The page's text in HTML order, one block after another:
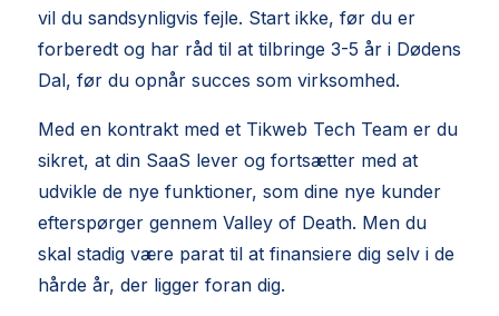
vil du sandsynligvis fejle. Start ikke, før du er
forberedt og har råd til at tilbringe 3-5 år i Dødens
Dal, før du opnår succes som virksomhed.
Med en kontrakt med et Tikweb Tech Team er du
sikret, at din SaaS lever og fortsætter med at
udvikle de nye funktioner, som dine nye kunder
efterspørger gennem Valley of Death. Men du
skal stadig være parat til at finansiere dig selv i de
hårde år, der ligger foran dig.